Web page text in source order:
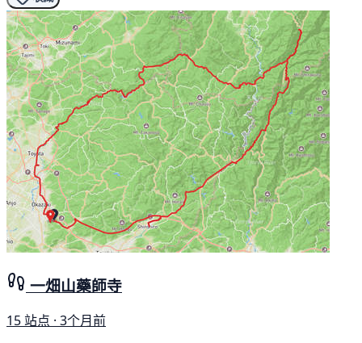
一畑山藥師寺
15 站点 · 3个月前